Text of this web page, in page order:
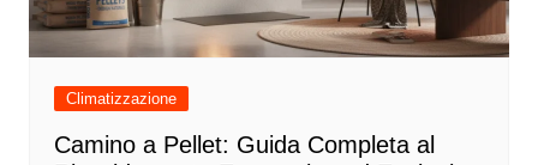
Climatizzazione
Camino a Pellet: Guida Completa al